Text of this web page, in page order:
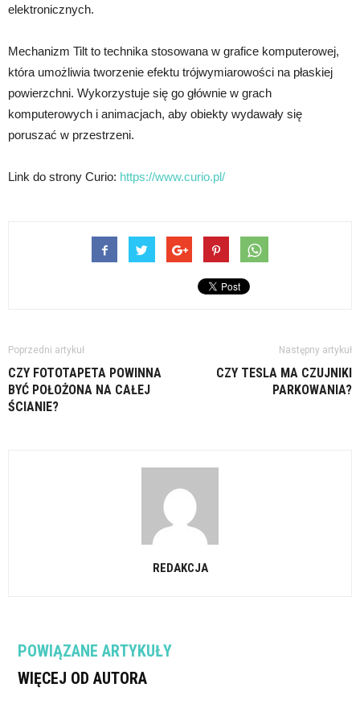
elektronicznych.
Mechanizm Tilt to technika stosowana w grafice komputerowej,
która umożliwia tworzenie efektu trójwymiarowości na płaskiej
powierzchni. Wykorzystuje się go głównie w grach
komputerowych i animacjach, aby obiekty wydawały się
poruszać w przestrzeni.
Link do strony Curio: https://www.curio.pl/
Poprzedni artykuł
CZY FOTOTAPETA POWINNA
BYĆ POŁOŻONA NA CAŁEJ
ŚCIANIE?
Następny artykuł
CZY TESLA MA CZUJNIKI
PARKOWANIA?
REDAKCJA
POWIĄZANE ARTYKUŁY
WIĘCEJ OD AUTORA